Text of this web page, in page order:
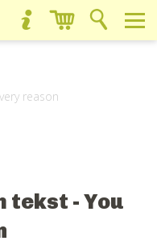
reason
- You